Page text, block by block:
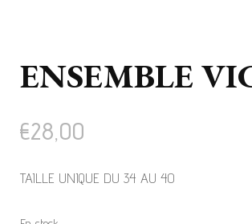
ENSEMBLE
€28,00
TAILLE UNIQUE DU 34 AU 40